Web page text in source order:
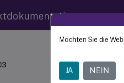
Dieser Inhalt
Möchten Sie die
JA NEIN